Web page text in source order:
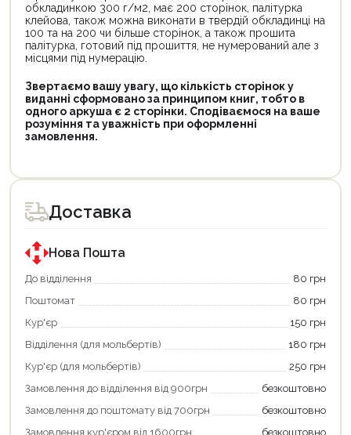
обкладинкою 300 г/м2, має 200 сторінок, палітурка
клейова, також можна виконати в твердій обкладинці на
100 та на 200 чи більше сторінок, а також прошита
палітурка, готовий під прошиття, не нумерований але з
місцями під нумерацію.
Звертаємо вашу увагу, що кількість сторінок у
виданні сформовано за принципом книг, тобто в
одного аркуша є 2 сторінки. Сподіваємося на ваше
розуміння та уважність при оформленні
замовлення.
Доставка
Нова Пошта
До відділення
80 грн
Поштомат
80 грн
Кур'єр
150 грн
Відділення (для мольбертів)
180 грн
Кур'єр (для мольбертів)
250 грн
Замовлення до відділення від 900грн
безкоштовно
Замовлення до поштомату від 700грн
безкоштовно
Замовлення кур'єром від 1600грн
безкоштовно